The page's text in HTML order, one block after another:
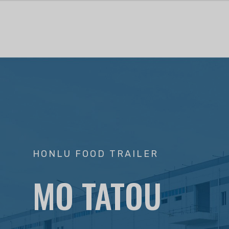
HONLU FOOD TRAILER
MO TATOU